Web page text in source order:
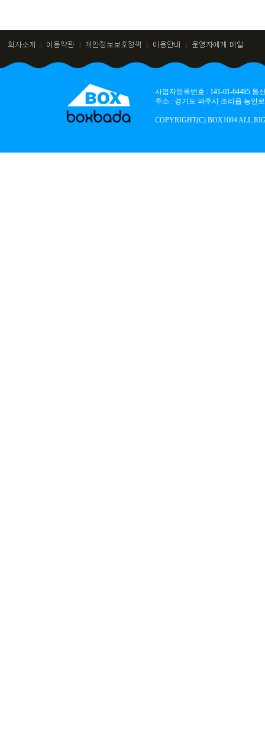
사업자등록번호 : 141-01-64485
주소 : 경기도 파주시 조리읍 능안
COPYRIGHT(C) BOX1004 ALL